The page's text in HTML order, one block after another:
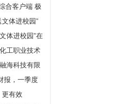
合客户端 极
体进校园”
体进校园”在
工职业技术
海科技有限
报，一季度
有效